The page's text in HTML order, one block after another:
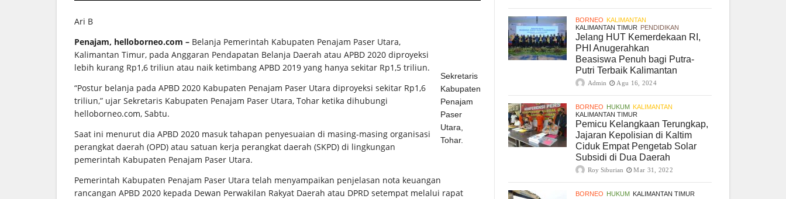
Ari B
Sekretaris
Kabupaten
Penajam
Paser
Utara,
Tohar.
Penajam, helloborneo.com – Belanja Pemerintah Kabupaten Penajam Paser Utara,
Kalimantan Timur, pada Anggaran Pendapatan Belanja Daerah atau APBD 2020 diproyeksi
lebih kurang Rp1,6 triliun atau naik ketimbang APBD 2019 yang hanya sekitar Rp1,5 triliun.
“Postur belanja pada APBD 2020 Kabupaten Penajam Paser Utara diproyeksi sekitar Rp1,6
triliun,” ujar Sekretaris Kabupaten Penajam Paser Utara, Tohar ketika dihubungi
helloborneo.com, Sabtu.
Saat ini menurut dia APBD 2020 masuk tahapan penyesuaian di masing-masing organisasi
perangkat daerah (OPD) atau satuan kerja perangkat daerah (SKPD) di lingkungan
pemerintah Kabupaten Penajam Paser Utara.
Pemerintah Kabupaten Penajam Paser Utara telah menyampaikan penjelasan nota keuangan
rancangan APBD 2020 kepada Dewan Perwakilan Rakyat Daerah atau DPRD setempat melalui rapat
BORNEO KALIMANTAN
KALIMANTAN TIMUR PENDIDIKAN
Jelang HUT Kemerdekaan RI,
PHI Anugerahkan
Beasiswa Penuh bagi Putra-
Putri Terbaik Kalimantan
Admin Agu 16, 2024
BORNEO HUKUM KALIMANTAN
KALIMANTAN TIMUR
Pemicu Kelangkaan Terungkap,
Jajaran Kepolisian di Kaltim
Ciduk Empat Pengetab Solar
Subsidi di Dua Daerah
Roy Siburian Mar 31, 2022
BORNEO HUKUM KALIMANTAN TIMUR